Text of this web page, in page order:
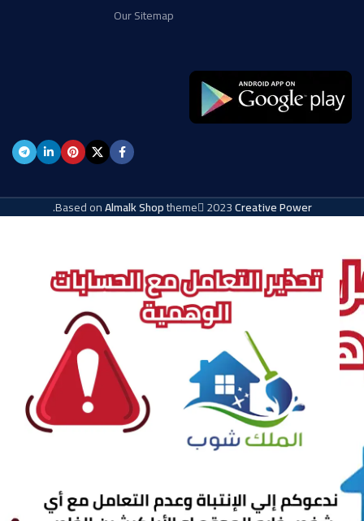
Our Sitemap
Based onAlmalk Shoptheme 2023Creative Power
.